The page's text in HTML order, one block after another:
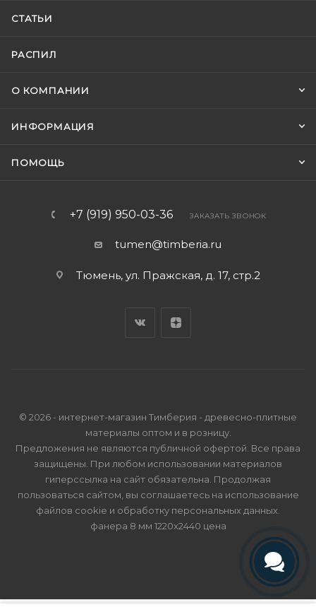
СТАТЬИ
РАСПИЛ
О КОМПАНИИ
ИНФОРМАЦИЯ
ПОМОЩЬ
+7 (919) 950-03-36 ЗАКАЗАТЬ ЗВОНОК
tumen@timberia.ru
Тюмень, ул. Пражская, д. 17, стр.2
© 2026 - интернет-магазин Тимберия - древесно-плитные
материалы оптом и в розницу.
Предложения не являются публичной офертой. Все права
защищены. При любом использовании материалов
гиперссылка на сайт обязательна. Продолжая
пользоваться сайтом, вы соглашаетесь на использование
файлов cookie и обработку персональных данных
фанера 8 мм 1220х2440 цена